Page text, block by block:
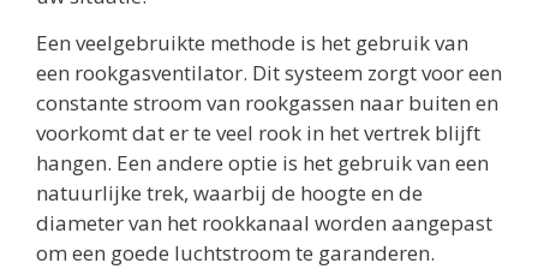
Een veelgebruikte methode is het gebruik van
een rookgasventilator. Dit systeem zorgt voor een
constante stroom van rookgassen naar buiten en
voorkomt dat er te veel rook in het vertrek blijft
hangen. Een andere optie is het gebruik van een
natuurlijke trek, waarbij de hoogte en de
diameter van het rookkanaal worden aangepast
om een goede luchtstroom te garanderen.